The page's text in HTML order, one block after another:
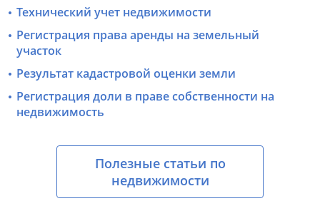
Технический учет недвижимости
Регистрация права аренды на земельный
участок
Результат кадастровой оценки земли
Регистрация доли в праве собственности на
недвижимость
Полезные статьи по
недвижимости